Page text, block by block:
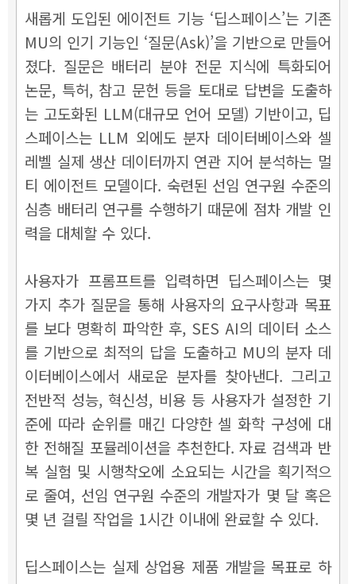
새롭게 도입된 에이전트 기능 ‘딥스페이스’는 기존
MU의 인기 기능인 ‘질문(Ask)’을 기반으로 만들어
졌다. 질문은 배터리 분야 전문 지식에 특화되어
논문, 특허, 참고 문헌 등을 토대로 답변을 도출하
는 고도화된 LLM(대규모 언어 모델) 기반이고, 딥
스페이스는 LLM 외에도 분자 데이터베이스와 셀
레벨 실제 생산 데이터까지 연관 지어 분석하는 멀
티 에이전트 모델이다. 숙련된 선임 연구원 수준의
심층 배터리 연구를 수행하기 때문에 점차 개발 인
력을 대체할 수 있다.
사용자가 프롬프트를 입력하면 딥스페이스는 몇
가지 추가 질문을 통해 사용자의 요구사항과 목표
를 보다 명확히 파악한 후, SES AI의 데이터 소스
를 기반으로 최적의 답을 도출하고 MU의 분자 데
이터베이스에서 새로운 분자를 찾아낸다. 그리고
전반적 성능, 혁신성, 비용 등 사용자가 설정한 기
준에 따라 순위를 매긴 다양한 셀 화학 구성에 대
한 전해질 포뮬레이션을 추천한다. 자료 검색과 반
복 실험 및 시행착오에 소요되는 시간을 획기적으
로 줄여, 선임 연구원 수준의 개발자가 몇 달 혹은
몇 년 걸릴 작업을 1시간 이내에 완료할 수 있다.
딥스페이스는 실제 상업용 제품 개발을 목표로 하